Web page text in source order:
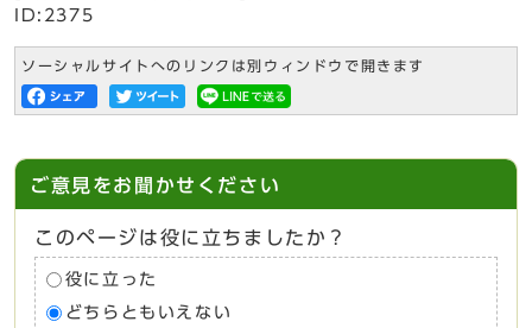
ID:2375
ソーシャルサイトへのリンクは別ウィンドウで開きます
ご意見をお聞かせください
このページは役に立ちましたか？
役に立った
どちらともいえない